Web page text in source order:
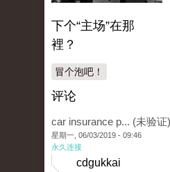
下个“主场”在那
裡？
冒个泡吧！
评论
car insurance p... (未验证)
星期一, 06/03/2019 - 09:46
永久连接
cdgukkai